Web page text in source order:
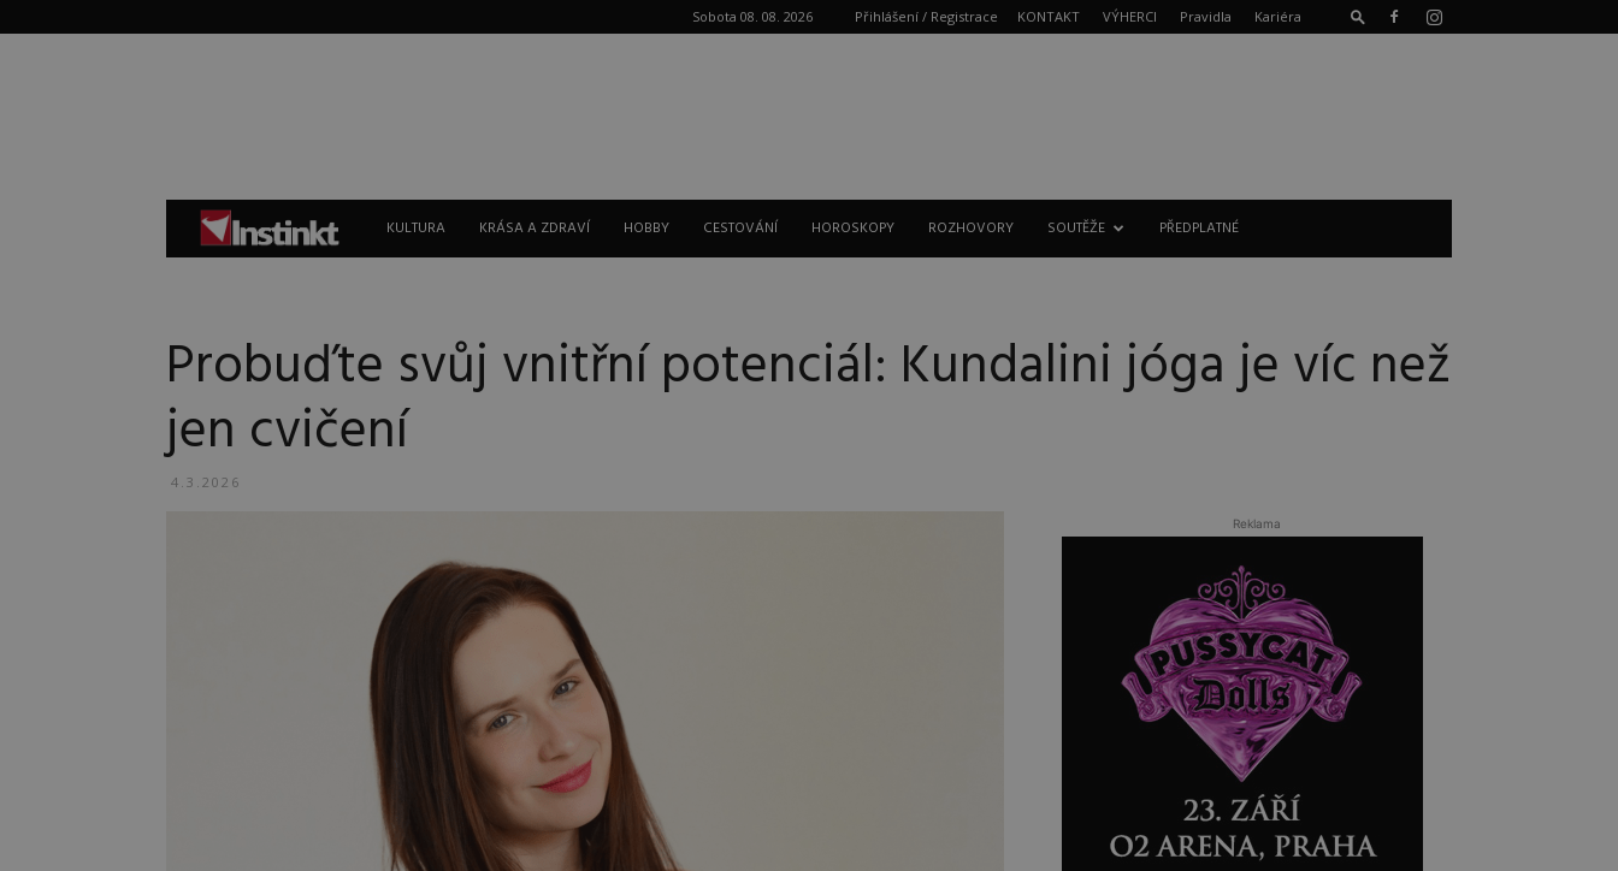
Sobota 08. 08. 2026 Přihlášení / Registrace KONTAKT VÝHERCI Pravidla Kariéra
Instinkt
KULTURA KRÁSA A ZDRAVÍ HOBBY CESTOVÁNÍ HOROSKOPY ROZHOVORY SOUTĚŽE PŘEDPLATNÉ
Probuďte svůj vnitřní potenciál: Kundalini jóga je víc než
jen cvičení
4.3.2026
Reklama